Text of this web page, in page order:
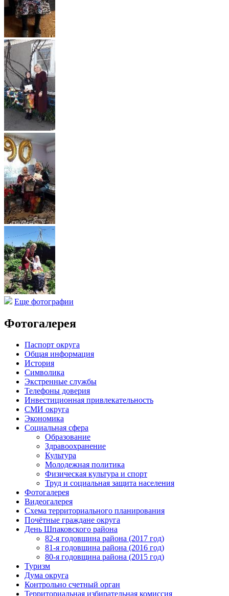
Еще фотографии
Фотогалерея
Паспорт округа
Общая информация
История
Символика
Экстренные службы
Телефоны доверия
Инвестиционная привлекательность
СМИ округа
Экономика
Социальная сфера
Образование
Здравоохранение
Культура
Молодежная политика
Физическая культура и спорт
Труд и социальная защита населения
Фотогалерея
Видеогалерея
Схема территориального планирования
Почётные граждане округа
День Шпаковского района
82-я годовщина района (2017 год)
81-я годовщина района (2016 год)
80-я годовщина района (2015 год)
Туризм
Дума округа
Контрольно счетный орган
Территориальная избирательная комиссия